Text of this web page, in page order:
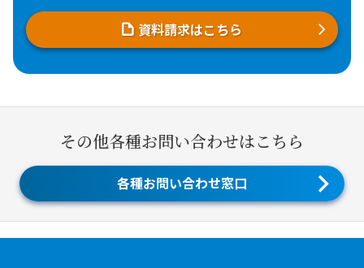
資料請求はこちら
その他各種お問い合わせはこちら
各種お問い合わせ窓口